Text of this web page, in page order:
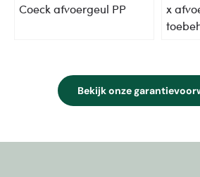
Coeck afvoergeul PP
x
Bekijk onze